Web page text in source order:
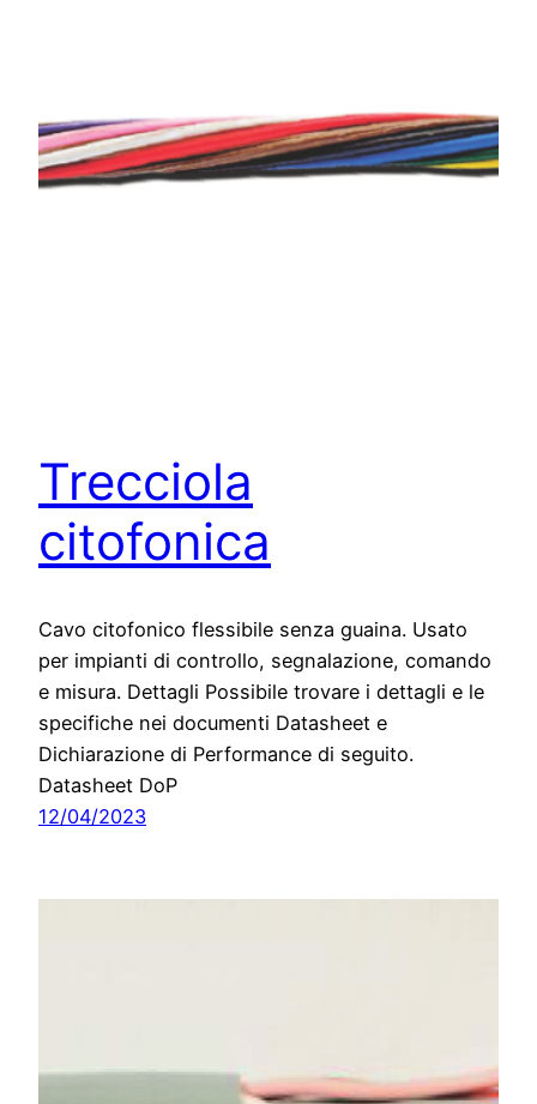
Trecciola
citofonica
Cavo citofonico flessibile senza guaina. Usato
per impianti di controllo, segnalazione, comando
e misura. Dettagli Possibile trovare i dettagli e le
specifiche nei documenti Datasheet e
Dichiarazione di Performance di seguito.
Datasheet DoP
12/04/2023